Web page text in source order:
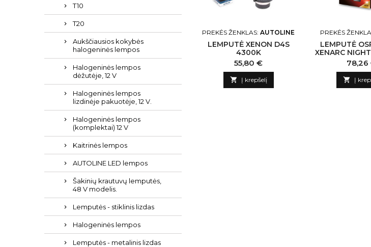
T10
T20
Aukščiausios kokybės
halogeninės lempos
Halogeninės lempos
dėžutėje, 12 V
Halogeninės lempos
lizdinėje pakuotėje, 12 V.
Halogeninės lempos
(komplektai) 12 V
Kaitrinės lempos
AUTOLINE LED lempos
Šakinių krautuvų lemputės,
48 ​​V modelis.
Lemputės - stiklinis lizdas
Halogeninės lempos
Lemputės - metalinis lizdas
PREKĖS ŽENKLAS: AUTOLINE
LEMPUTĖ XENON D4S
4300K
Kaina
55,80 €
 Į krepšelį
PREKĖS
LEMPUTĖ
XENARC NIGHT
220
Kaina
78,26
 Į